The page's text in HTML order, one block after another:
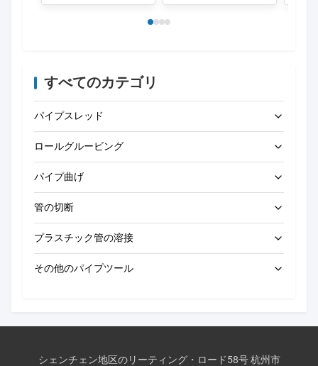
standチェーンパイプ
すべてのカテゴリ
パイプスレッド
電動パイプスレッド加工機
ポータブルパイプスレッダー
ロールグルービング
電動ロールグルービングマシン
オートマティックロールグルーブ機械
手動ロールグルーバー
パイプ曲げ
電気管のベンダー
手動パイプベンダー
管の切断
電動パイプ切断機
パイプ穴開け機
プラスチック管の溶接
バット・フュージョン・マシン
エレクトロフュージョンマシン
手動バット溶接機
その他のパイプツール
排水清掃機
パイプ面取り機
シェンチェン地区のリーティング・ロード58号 杭州市